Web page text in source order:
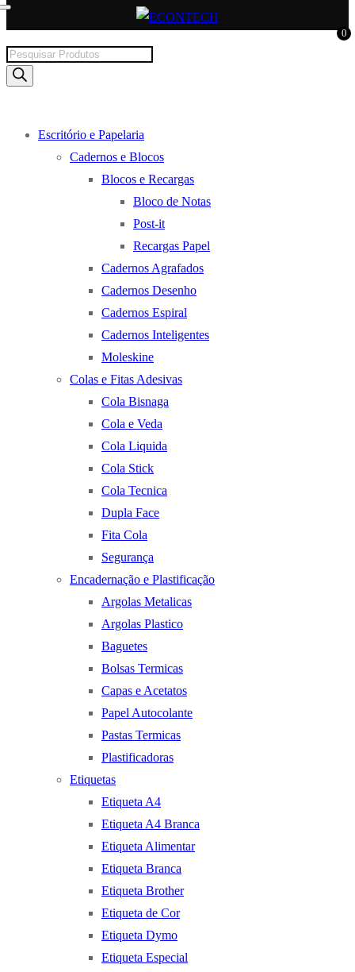
0
Products
search
Escritório e Papelaria
Cadernos e Blocos
Blocos e Recargas
Bloco de Notas
Post-it
Recargas Papel
Cadernos Agrafados
Cadernos Desenho
Cadernos Espiral
Cadernos Inteligentes
Moleskine
Colas e Fitas Adesivas
Cola Bisnaga
Cola e Veda
Cola Liquida
Cola Stick
Cola Tecnica
Dupla Face
Fita Cola
Segurança
Encadernação e Plastificação
Argolas Metalicas
Argolas Plastico
Baguetes
Bolsas Termicas
Capas e Acetatos
Papel Autocolante
Pastas Termicas
Plastificadoras
Etiquetas
Etiqueta A4
Etiqueta A4 Branca
Etiqueta Alimentar
Etiqueta Branca
Etiqueta Brother
Etiqueta de Cor
Etiqueta Dymo
Etiqueta Especial